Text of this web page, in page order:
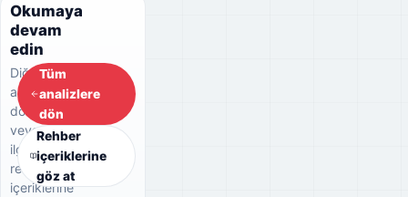
Okumaya
devam
edin
Diğer
analizlere
dönebilir
veya
ilgili
rehber
içeriklerine
Tüm
analizlere
dön
Rehber
içeriklerine
göz at